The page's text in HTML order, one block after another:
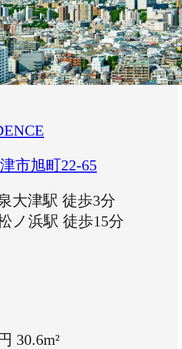
市旭町22-65
大津駅 徒歩3分
ノ浜駅 徒歩15分
30.6m²